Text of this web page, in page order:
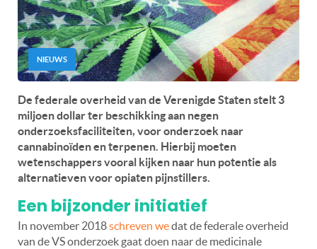
NIEUWS
De federale overheid van de Verenigde Staten stelt 3
miljoen dollar ter beschikking aan negen
onderzoeksfaciliteiten, voor onderzoek naar
cannabinoïden en terpenen. Hierbij moeten
wetenschappers vooral kijken naar hun potentie als
alternatieven voor opiaten pijnstillers.
Een bijzonder initiatief
In november 2018schreven wedat de federale overheid
van de VS onderzoek gaat doen naar de medicinale